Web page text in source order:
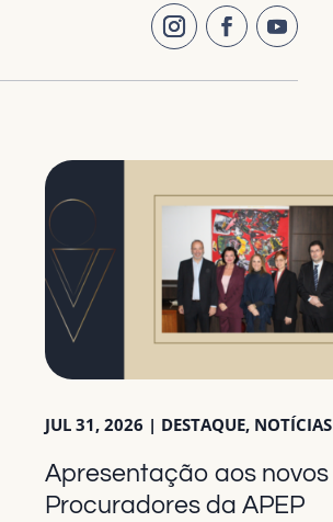
Apresentação aos novos
Procuradores da APEP
JUL 31, 2026 | DESTAQUE, NOTÍCIAS